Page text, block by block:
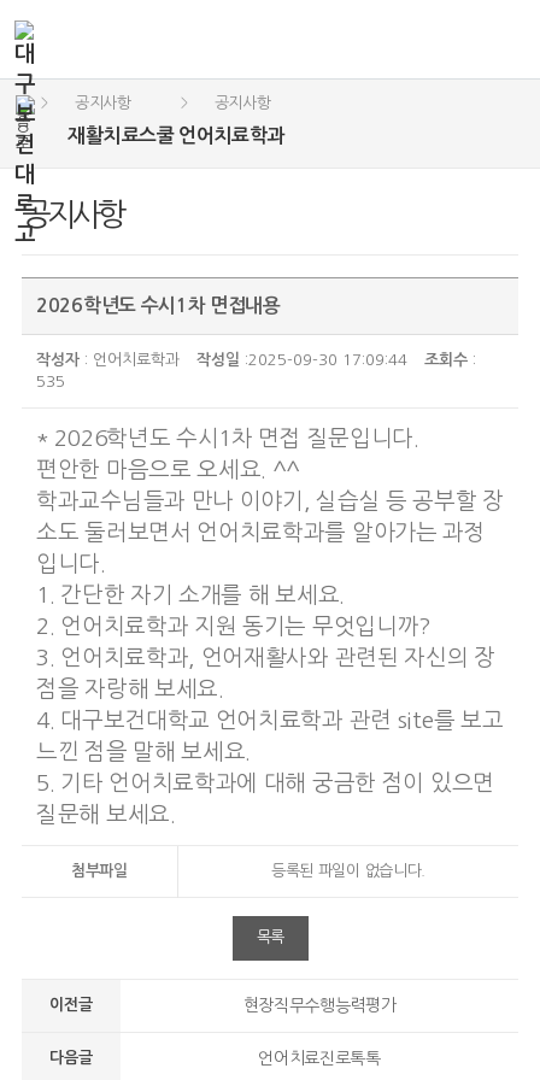
재활치료스쿨 언어치료학과
> 공지사항 > 공지사항
공지사항
2026학년도 수시1차 면접내용
작성자 : 언어치료학과 작성일 :2025-09-30 17:09:44 조회수 :
535
* 2026학년도 수시1차 면접 질문입니다.
편안한 마음으로 오세요. ^^
학과교수님들과 만나 이야기, 실습실 등 공부할 장
소도 둘러보면서 언어치료학과를 알아가는 과정
입니다.
1. 간단한 자기 소개를 해 보세요.
2. 언어치료학과 지원 동기는 무엇입니까?
3. 언어치료학과, 언어재활사와 관련된 자신의 장
점을 자랑해 보세요.
4. 대구보건대학교 언어치료학과 관련 site를 보고
느낀 점을 말해 보세요.
5. 기타 언어치료학과에 대해 궁금한 점이 있으면
질문해 보세요.
첨부파일 등록된 파일이 없습니다.
목록
이전글 현장직무수행능력평가
다음글 언어치료진로톡톡